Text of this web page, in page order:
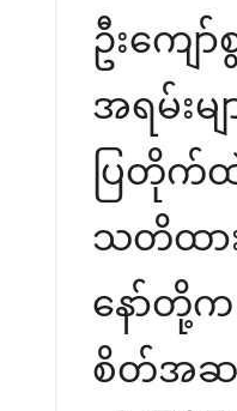
ဦးကျေ
အရမ်းမ
ပြတိုက်
သတိထာ
နော်တို့
စိတ်အဆင့်